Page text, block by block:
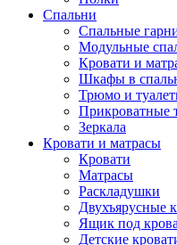
Спальни
Спальные
Модульные
Кровати и
Шкафы в
Трюмо и
Прикроватные
Зеркала
Кровати и матрасы
Кровати
Матрасы
Раскладушки
Двухъярусные
Ящик под
Детские